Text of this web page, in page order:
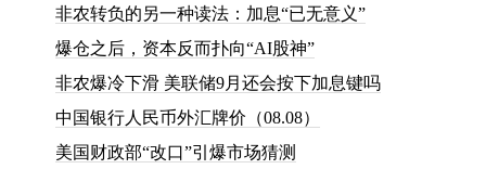
非农转负的另一种读法：加息“已无意义”
爆仓之后，资本反而扑向“AI股神”
非农爆冷下滑 美联储9月还会按下加息键吗
中国银行人民币外汇牌价（08.08）
美国财政部“改口”引爆市场猜测